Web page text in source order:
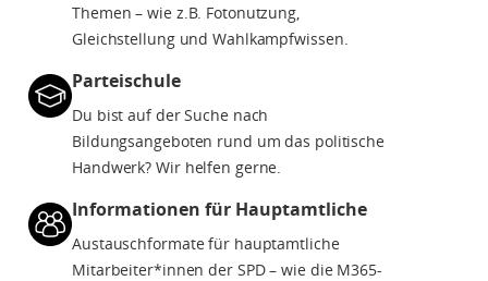
Themen – wie z.B. Fotonutzung,
Gleichstellung und Wahlkampfwissen.
Parteischule
Du bist auf der Suche nach
Bildungsangeboten rund um das politische
Handwerk? Wir helfen gerne.
Informationen für Hauptamtliche
Austauschformate für hauptamtliche
Mitarbeiter*innen der SPD – wie die M365-